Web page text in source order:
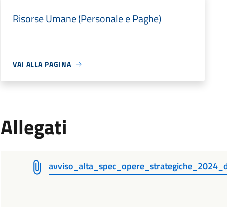
Risorse Umane (Personale e Paghe)
VAI ALLA PAGINA
Allegati